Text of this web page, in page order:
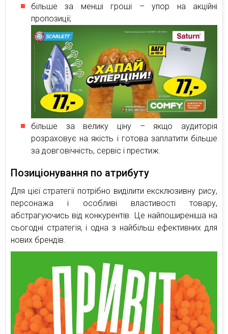
більше за менші гроші – упор на акційні
пропозиції;
більше за велику ціну – якщо аудиторія
розраховує на якість і готова заплатити більше
за довговічність, сервіс і престиж.
Позиціонування по атрибуту
Для цієї стратегії потрібно виділити ексклюзивну рису,
персонажа і особливі властивості товару,
абстрагуючись від конкурентів. Це найпоширеніша на
сьогодні стратегія, і одна з найбільш ефективних для
нових брендів.